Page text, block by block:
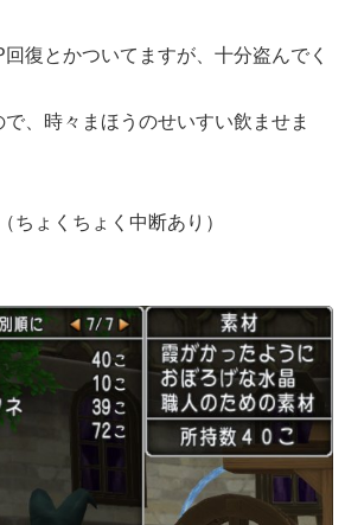
復とかついてますが、十分盗んでく
、時々まほうのせいすい飲ませま
ちょくちょく中断あり）